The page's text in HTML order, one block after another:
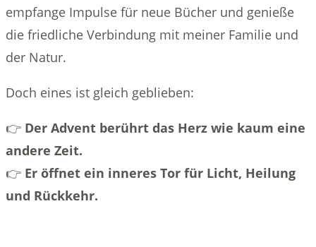
empfange Impulse für neue Bücher und genieße
die friedliche Verbindung mit meiner Familie und
der Natur.
Doch eines ist gleich geblieben:
👉 Der Advent berührt das Herz wie kaum eine
andere Zeit.
👉 Er öffnet ein inneres Tor für Licht, Heilung
und Rückkehr.